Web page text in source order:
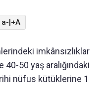
a-|+A
imkânsızlıklar
50 yaş aralığındaki
nüfus kütüklerine 1